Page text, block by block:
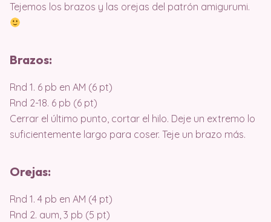
Tejemos los brazos y las orejas del patrón amigurumi.
Brazos:
Rnd 1. 6 pb en AM (6 pt)
Rnd 2-18. 6 pb (6 pt)
Cerrar el último punto, cortar el hilo. Deje un extremo lo
suficientemente largo para coser. Teje un brazo más.
Orejas:
Rnd 1. 4 pb en AM (4 pt)
Rnd 2. aum, 3 pb (5 pt)